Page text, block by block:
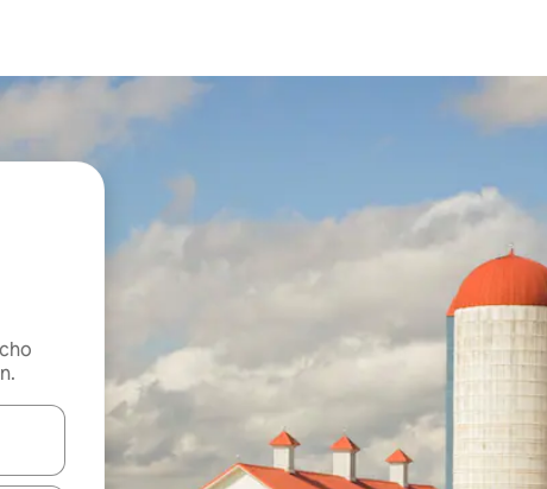
tên lên và xuống hoặc khám phá bằng các thao tác chạm hoặc vuốt.